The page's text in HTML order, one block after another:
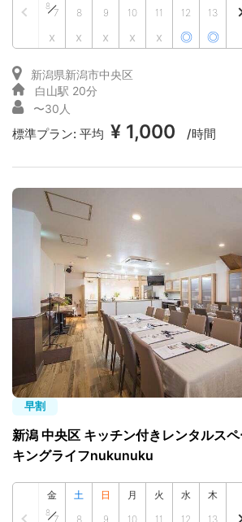
8
7
x
8
x
9
x
10
x
11
x
12
◎
13
◎
新潟県新潟市中央区
白山駅 20分
〜30人
標準プラン: 平均 ¥ 1,000 /時間
早割
新潟 中央区 キッチン付きレンタルス
キングライフnukunuku
金
8
7
土
8
日
9
月
10
火
11
水
12
木
13